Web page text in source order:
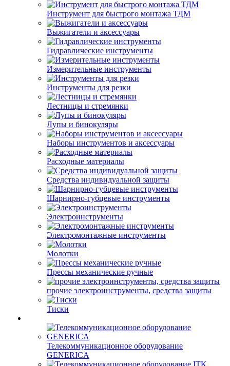
Инструмент для быстрого монтажа ТДМ
Выжигатели и аксессуары
Гидравлические инструменты
Измерительные инструменты
Инструменты для резки
Лестницы и стремянки
Лупы и бинокуляры
Наборы инструментов и аксессуары
Расходные материалы
Средства индивидуальной защиты
Шарнирно-губцевые инструменты
Электроинструменты
Электромонтажные инструменты
Молотки
Прессы механические ручные
прочие электроинструменты, средства защиты
Тиски
Телекоммуникационное оборудование
GENERICA